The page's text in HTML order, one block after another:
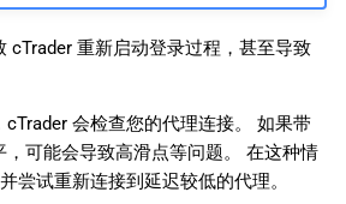
中文
日本語
Français
Italiano
cTrader 重新启动登录过程，甚至导致
会检查您的代理连接。 如果带
，可能会导致高滑点等问题。 在这种情
尝试重新连接到延迟较低的代理。